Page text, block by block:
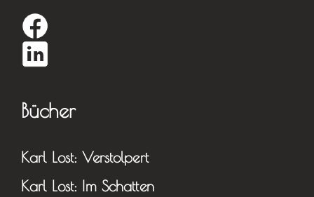
Bücher
Karl Lost: Verstolpert
Karl Lost: Im Schatten